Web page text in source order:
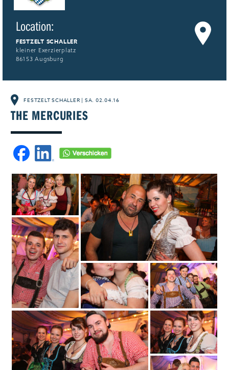
Location:
FESTZELT SCHALLER
kleiner Exerzierplatz
86153 Augsburg
FESTZELT SCHALLER | SA. 02.04.16
THE MERCURIES